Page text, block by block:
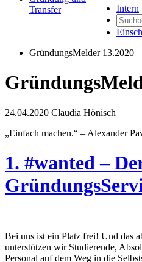
Intern
Transfer
GründungsMelder 13.2020
24.04.2020 Claudia Hönisch
„Einfach machen.“ – Alexander
1. #wanted –
Bei uns ist ein Platz frei! Und das
unterstützen wir Studierende,
Personal auf dem Weg in die